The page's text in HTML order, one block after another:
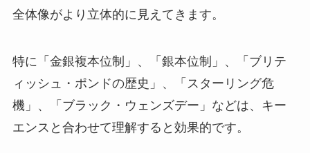
全体像がより立体的に見えてきます。
特に「金銀複本位制」、「銀本位制」、「ブリテ
ィッシュ・ポンドの歴史」、「スターリング危
機」、「ブラック・ウェンズデー」などは、キー
エンスと合わせて理解すると効果的です。